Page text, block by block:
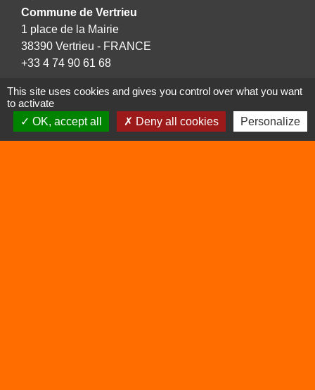
Commune de Vertrieu
1 place de la Mairie
38390 Vertrieu - FRANCE
+33 4 74 90 61 68
Liens
This site uses cookies and gives you control over what you want
to activate
OK, accept all
Deny all cookies Personalize